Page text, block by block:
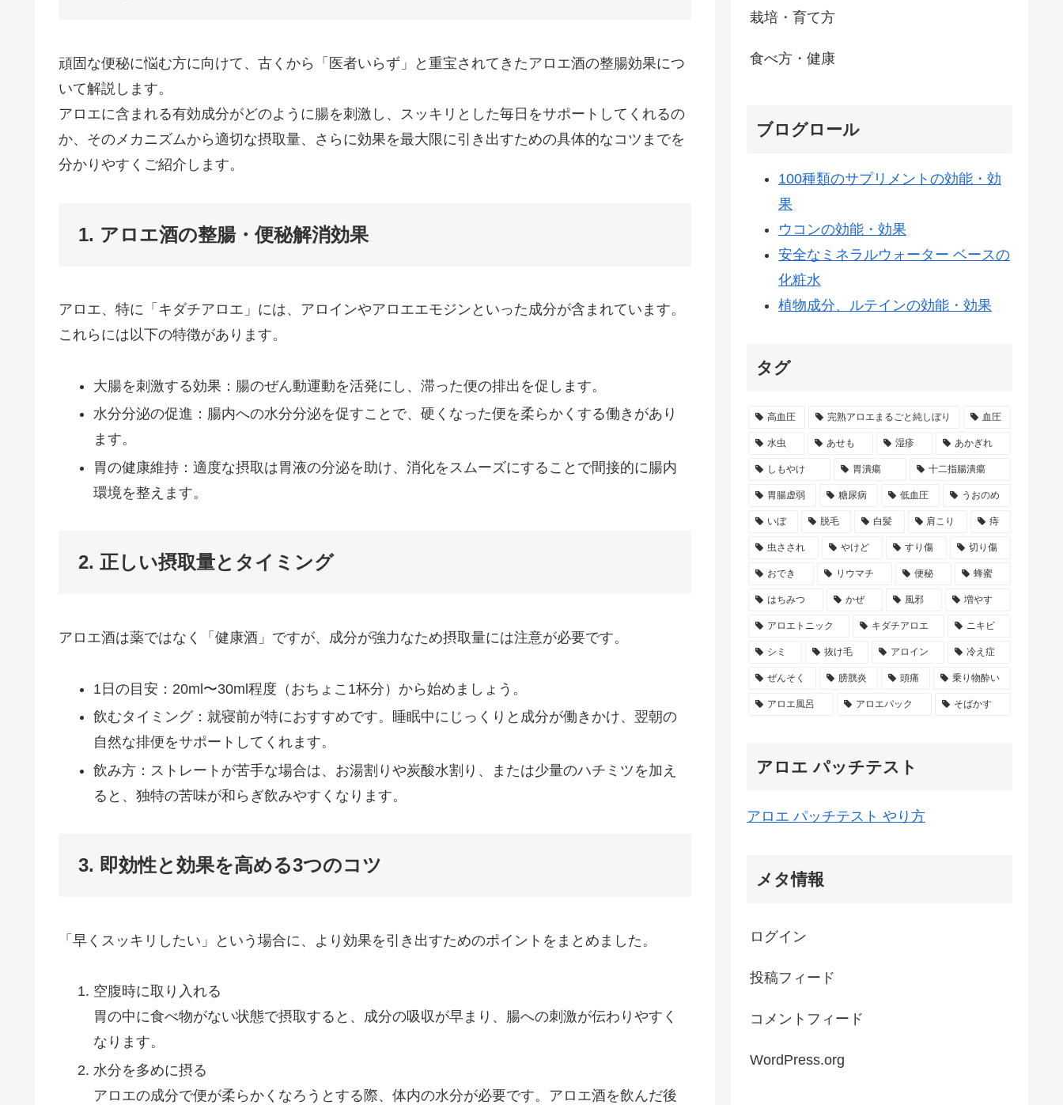
頑固な便秘に悩む方に向けて、古くから「医者いらず」と重宝されてきたアロエ酒の整腸効果につ
いて解説します。
アロエに含まれる有効成分がどのように腸を刺激し、スッキリとした毎日をサポートしてくれるの
か、そのメカニズムから適切な摂取量、さらに効果を最大限に引き出すための具体的なコツまでを
分かりやすくご紹介します。
1. アロエ酒の整腸・便秘解消効果
アロエ、特に「キダチアロエ」には、アロインやアロエエモジンといった成分が含まれています。
これらには以下の特徴があります。
大腸を刺激する効果：腸のぜん動運動を活発にし、滞った便の排出を促します。
水分分泌の促進：腸内への水分分泌を促すことで、硬くなった便を柔らかくする働きがあり
ます。
胃の健康維持：適度な摂取は胃液の分泌を助け、消化をスムーズにすることで間接的に腸内
環境を整えます。
2. 正しい摂取量とタイミング
アロエ酒は薬ではなく「健康酒」ですが、成分が強力なため摂取量には注意が必要です。
1日の目安：20ml〜30ml程度（おちょこ1杯分）から始めましょう。
飲むタイミング：就寝前が特におすすめです。睡眠中にじっくりと成分が働きかけ、翌朝の
自然な排便をサポートしてくれます。
飲み方：ストレートが苦手な場合は、お湯割りや炭酸水割り、または少量のハチミツを加え
ると、独特の苦味が和らぎ飲みやすくなります。
3. 即効性と効果を高める3つのコツ
「早くスッキリしたい」という場合に、より効果を引き出すためのポイントをまとめました。
空腹時に取り入れる
胃の中に食べ物がない状態で摂取すると、成分の吸収が早まり、腸への刺激が伝わりやすく
なります。
水分を多めに摂る
アロエの成分で便が柔らかくなろうとする際、体内の水分が必要です。アロエ酒を飲んだ後
栽培・育て方
食べ方・健康
ブログロール
100種類のサプリメントの効能・効
果
ウコンの効能・効果
安全なミネラルウォーター ベースの
化粧水
植物成分、ルテインの効能・効果
タグ
高血圧 完熟アロエまるごと純しぼり 血圧
水虫 あせも 湿疹 あかぎれ
しもやけ 胃潰瘍 十二指腸潰瘍
胃腸虚弱 糖尿病 低血圧 うおのめ
いぼ 脱毛 白髪 肩こり 痔
虫さされ やけど すり傷 切り傷
おでき リウマチ 便秘 蜂蜜
はちみつ かぜ 風邪 増やす
アロエトニック キダチアロエ ニキビ
シミ 抜け毛 アロイン 冷え症
ぜんそく 膀胱炎 頭痛 乗り物酔い
アロエ風呂 アロエパック そばかす
アロエ パッチテスト
アロエ パッチテスト やり方
メタ情報
ログイン
投稿フィード
コメントフィード
WordPress.org